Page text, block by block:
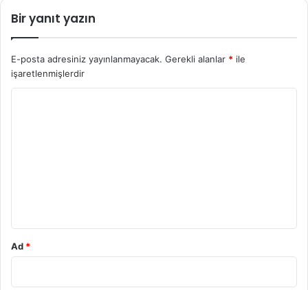
Bir yanıt yazın
E-posta adresiniz yayınlanmayacak. Gerekli alanlar * ile
işaretlenmişlerdir
Ad *